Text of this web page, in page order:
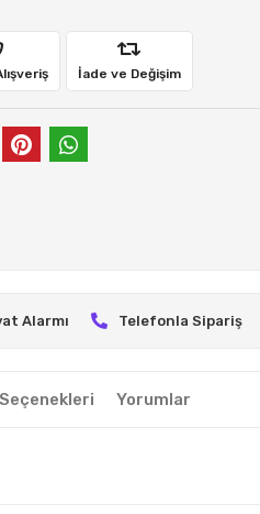
İade ve Değişim
Alarmı Telefonla Sipariş
Yorumlar